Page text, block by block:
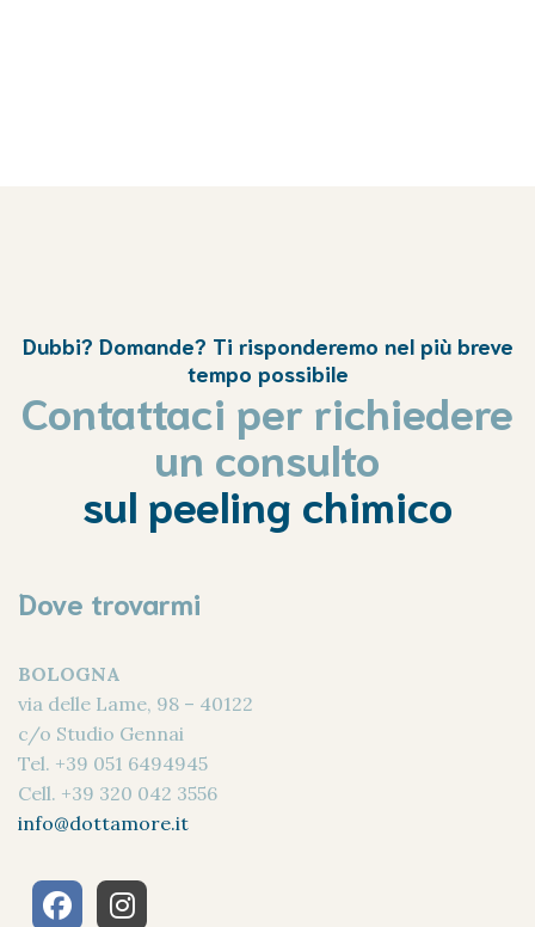
Dubbi? Domande? Ti risponderemo nel più breve
tempo possibile
Contattaci per richiedere
un consulto
sul peeling chimico
Dove trovarmi
BOLOGNA
via delle Lame, 98 – 40122
c/o Studio Gennai
Tel. +39 051 6494945
Cell. +39 320 042 3556
info@dottamore.it